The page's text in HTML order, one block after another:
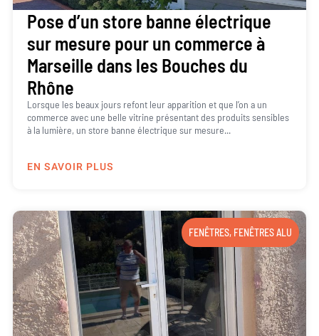
Pose d’un store banne électrique
sur mesure pour un commerce à
Marseille dans les Bouches du
Rhône
Lorsque les beaux jours refont leur apparition et que l’on a un
commerce avec une belle vitrine présentant des produits sensibles
à la lumière, un store banne électrique sur mesure...
EN SAVOIR PLUS
FENÊTRES, FENÊTRES ALU